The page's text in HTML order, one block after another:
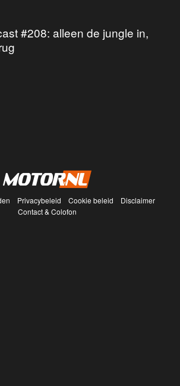
#208: alleen de jungle in,
Privacybeleid Cookie beleid
Disclaimer
Contact & Colofon